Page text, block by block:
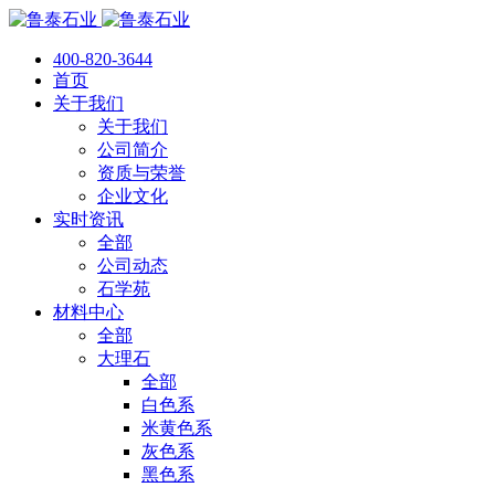
400-820-3644
首页
关于我们
关于我们
公司简介
资质与荣誉
企业文化
实时资讯
全部
公司动态
石学苑
材料中心
全部
大理石
全部
白色系
米黄色系
灰色系
黑色系